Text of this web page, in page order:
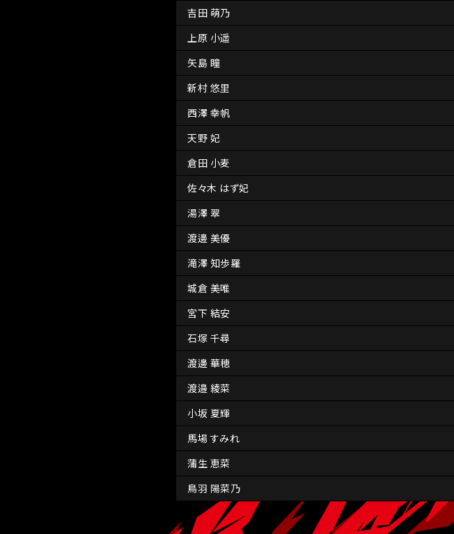
吉田 萌乃
上原 小遥
矢島 瞳
新村 悠里
西澤 幸帆
天野 妃
倉田 小麦
佐々木 はず妃
湯澤 翠
渡邊 美優
滝澤 知歩羅
城倉 美唯
宮下 結安
石塚 千尋
渡邊 華穂
渡邉 綾菜
小坂 夏輝
馬場 すみれ
蒲生 恵菜
鳥羽 陽菜乃